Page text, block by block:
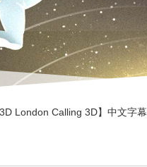
3D London Calling 3D】中文字幕